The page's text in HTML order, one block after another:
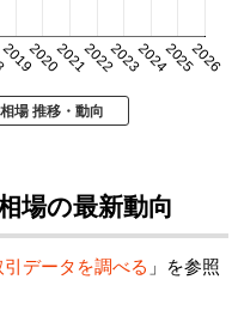
20192020202120222023202420252026
場 推移・動向
場の最新動向
データを調べる 」を参照